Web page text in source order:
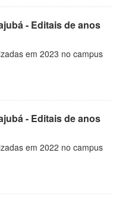
- Editais de anos
em 2023 no campus
- Editais de anos
em 2022 no campus